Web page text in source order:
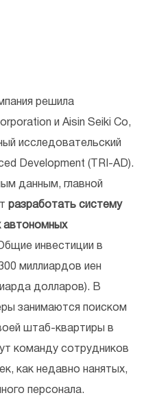
решила
и Aisin Seiki Co,
исследовательский
Development (TRI-AD).
данным, главной
разработать систему
автономных
инвестиции в
миллиардов иен
долларов). В
занимаются поиском
штаб-квартиры в
команду сотрудников
как недавно нанятых,
персонала.